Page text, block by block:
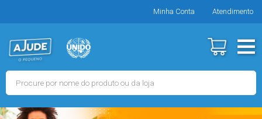
Minha Conta Atendimento